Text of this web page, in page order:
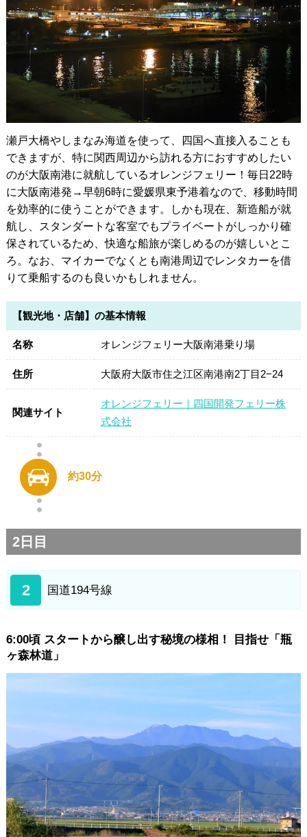
瀬戸大橋やしまなみ海道を使って、四国へ直接入ることも
できますが、特に関西周辺から訪れる方におすすめしたい
のが大阪南港に就航しているオレンジフェリー！毎日22時
に大阪南港発→早朝6時に愛媛県東予港着なので、移動時間
を効率的に使うことができます。しかも現在、新造船が就
航し、スタンダートな客室でもプライベートがしっかり確
保されているため、快適な船旅が楽しめるのが嬉しいとこ
ろ。なお、マイカーでなくとも南港周辺でレンタカーを借
りて乗船するのも良いかもしれません。
【観光地・店舗】の基本情報
名称 オレンジフェリー大阪南港乗り場
住所 大阪府大阪市住之江区南港南2丁目2−24
関連サイト
オレンジフェリー｜四国開発フェリー株
式会社
約30分
2日目
2 国道194号線
6:00頃 スタートから醸し出す秘境の様相！ 目指せ「瓶
ヶ森林道」